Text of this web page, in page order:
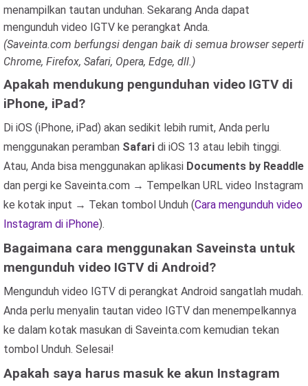
menampilkan tautan unduhan. Sekarang Anda dapat
mengunduh video IGTV ke perangkat Anda.
(Saveinta.com berfungsi dengan baik di semua browser seperti
Chrome, Firefox, Safari, Opera, Edge, dll.)
Apakah mendukung pengunduhan video IGTV di
iPhone, iPad?
Di iOS (iPhone, iPad) akan sedikit lebih rumit, Anda perlu
menggunakan peramban Safari di iOS 13 atau lebih tinggi.
Atau, Anda bisa menggunakan aplikasi Documents by Readdle
dan pergi ke Saveinta.com → Tempelkan URL video Instagram
ke kotak input → Tekan tombol Unduh (Cara mengunduh video
Instagram di iPhone).
Bagaimana cara menggunakan Saveinsta untuk
mengunduh video IGTV di Android?
Mengunduh video IGTV di perangkat Android sangatlah mudah.
Anda perlu menyalin tautan video IGTV dan menempelkannya
ke dalam kotak masukan di Saveinta.com kemudian tekan
tombol Unduh. Selesai!
Apakah saya harus masuk ke akun Instagram